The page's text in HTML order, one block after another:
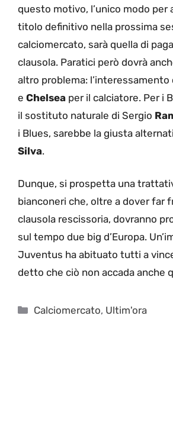
questo motivo, l’unico modo per
titolo definitivo nella prossima
calciomercato, sarà quella di
clausola. Paratici però dovrà
altro problema: l’interessamento
e Chelsea per il calciatore. Per i
il sostituto naturale di Sergio
i Blues, sarebbe la giusta
Silva.
Dunque, si prospetta una
bianconeri che, oltre a dover far
clausola rescissoria, dovranno
sul tempo due big d’Europa.
Juventus ha abituato tutti a
detto che ciò non accada anche
Categorie
Calciomercato, Ultim'ora